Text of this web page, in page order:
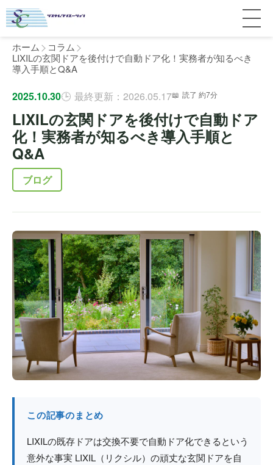
サービス紹介
料金
補助金
よくある質問
個人宅
マンション
介護・医療施設
ホテル
工場・倉庫
防火戸
全国対応について
東京
千葉
埼玉
茨城
群馬
施工事例
完全ガイド
製品比較
用語集
コラム
最新情報
個人のお客様へ
法人のお客様へ
ホーム
コラム
LIXILの玄関ドアを後付けで自動ドア化！実務者が知るべき
導入手順とQ&A
2025.10.30 最終更新：2026.05.17 読了 約7分
LIXILの玄関ドアを後付けで自動ドア
化！実務者が知るべき導入手順と
Q&A
ブログ
この記事のまとめ
LIXILの既存ドアは交換不要で自動ドア化できるという
意外な事実 LIXIL（リクシル）の頑丈な玄関ドアを自